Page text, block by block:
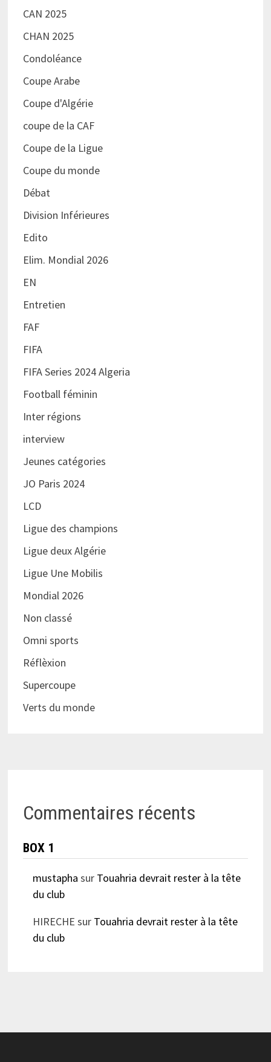
CAN 2025
CHAN 2025
Condoléance
Coupe Arabe
Coupe d'Algérie
coupe de la CAF
Coupe de la Ligue
Coupe du monde
Débat
Division Inférieures
Edito
Elim. Mondial 2026
EN
Entretien
FAF
FIFA
FIFA Series 2024 Algeria
Football féminin
Inter régions
interview
Jeunes catégories
JO Paris 2024
LCD
Ligue des champions
Ligue deux Algérie
Ligue Une Mobilis
Mondial 2026
Non classé
Omni sports
Réflèxion
Supercoupe
Verts du monde
Commentaires récents
BOX 1
mustapha sur Touahria devrait rester à la tête
du club
HIRECHE sur Touahria devrait rester à la tête
du club